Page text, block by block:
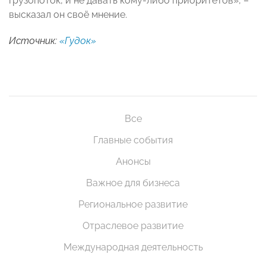
высказал он своё мнение.
Источник: «Гудок»
Все
Главные события
Анонсы
Важное для бизнеса
Региональное развитие
Отраслевое развитие
Международная деятельность